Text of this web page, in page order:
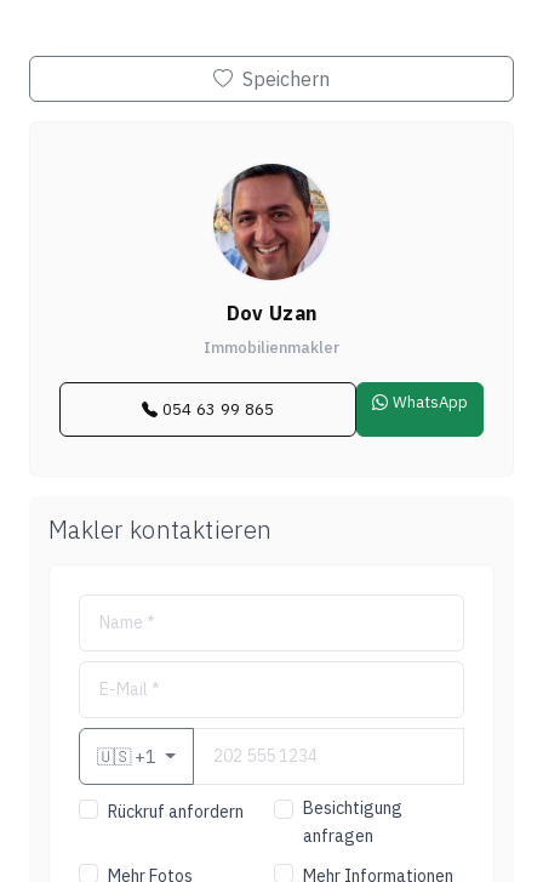
Speichern
Dov Uzan
Immobilienmakler
054 63 99 865 WhatsApp
Makler kontaktieren
🇺🇸+1
Rückruf anfordern
Besichtigung
anfragen
Mehr Fotos
Mehr Informationen